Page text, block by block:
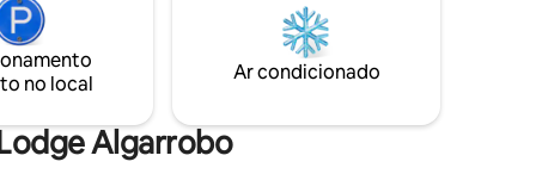
assistir a um pôr do sol espetacular.
no local
Ar condicionado
Algarrobo